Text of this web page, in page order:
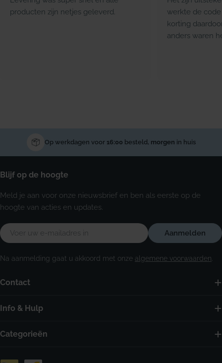
producten zijn netjes geleverd.
werkte de code
korting
anders waren
Op werkdagen voor 16:00 besteld, morgen in huis
Contact
Info & Hulp
Categorieën
Blijf op de hoogte
Meld je aan voor onze nieuwsbrief en ben als eerste op de
hoogte van acties en updates.
E-
mail
Aanmelden
Na aanmelding gaat u akkoord met onze algemene voorwaarden